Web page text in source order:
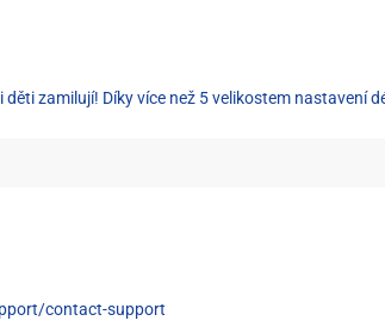
děti zamilují! Díky více než 5 velikostem nastavení
contact-support